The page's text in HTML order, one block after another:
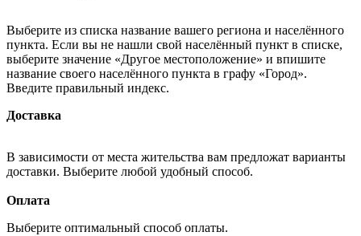
Выберите из списка название вашего региона и населённого
пункта. Если вы не нашли свой населённый пункт в списке,
выберите значение «Другое местоположение» и впишите
название своего населённого пункта в графу «Город».
Введите правильный индекс.
Доставка
В зависимости от места жительства вам предложат варианты
доставки. Выберите любой удобный способ.
Оплата
Выберите оптимальный способ оплаты.